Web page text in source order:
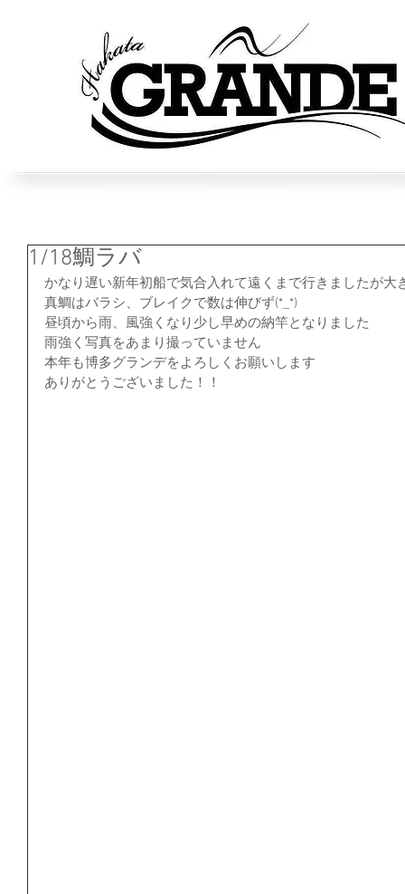
1/18鯛ラバ
かなり遅い新年初船で気合入れて遠くまで行きましたが大
真鯛はバラシ、ブレイクで数は伸びず(*_*)
昼頃から雨、風強くなり少し早めの納竿となりました
雨強く写真をあまり撮っていません
本年も博多グランデをよろしくお願いします
ありがとうございました！！